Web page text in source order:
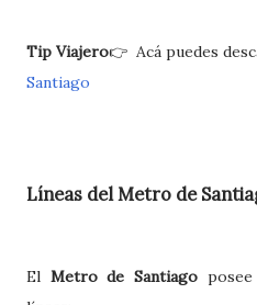
Tip Viajero👉 Acá puedes
Santiago
Líneas del Metro de
El Metro de Santiago